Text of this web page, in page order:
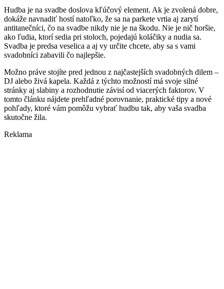
Hudba je na svadbe doslova kľúčový element. Ak je zvolená dobre,
dokáže navnadiť hostí natoľko, že sa na parkete vrtia aj zarytí
antitanečníci, čo na svadbe nikdy nie je na škodu. Nie je nič horšie,
ako ľudia, ktorí sedia pri stoloch, pojedajú koláčiky a nudia sa.
Svadba je predsa veselica a aj vy určite chcete, aby sa s vami
svadobníci zabavili čo najlepšie.
Možno práve stojíte pred jednou z najčastejších svadobných dilem –
DJ alebo živá kapela. Každá z týchto možností má svoje silné
stránky aj slabiny a rozhodnutie závisí od viacerých faktorov. V
tomto článku nájdete prehľadné porovnanie, praktické tipy a nové
pohľady, ktoré vám pomôžu vybrať hudbu tak, aby vaša svadba
skutočne žila.
Reklama